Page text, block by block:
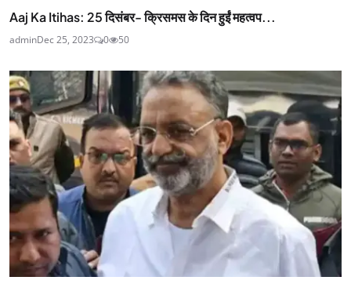
Aaj Ka Itihas: 25 दिसंबर- क्रिसमस के दिन हुईं महत्वप...
adminDec 25, 2023 0 50